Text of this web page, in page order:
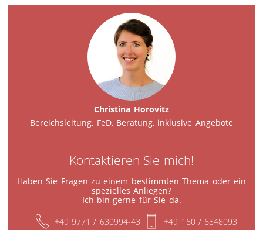
Christina Horovitz
Bereichsleitung, FeD, Beratung, inklusive Angebote
Kontaktieren Sie mich!
Haben Sie Fragen zu einem bestimmten Thema oder ein
spezielles Anliegen?
Ich bin gerne für Sie da.
+49 9771 / 630994-43
+49 160 / 6848093